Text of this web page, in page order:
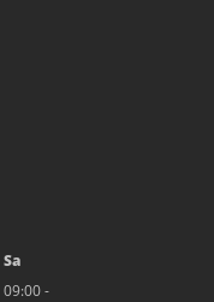
Sa
09:00 -